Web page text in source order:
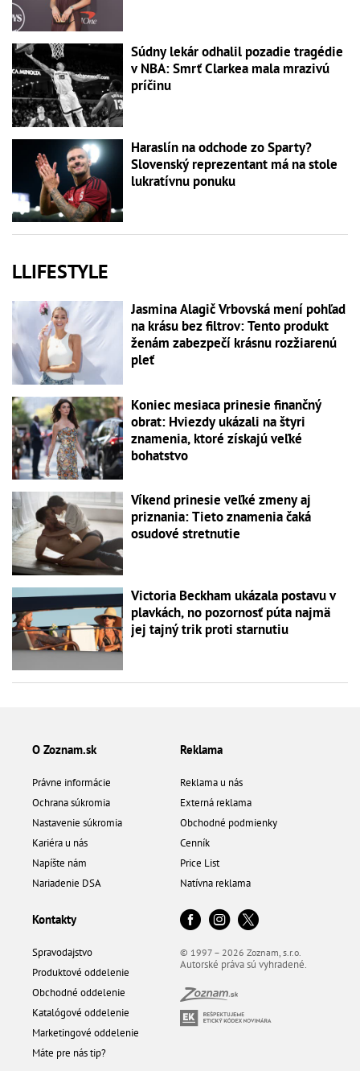
Súdny lekár odhalil pozadie tragédie
v NBA: Smrť Clarkea mala mrazivú
príčinu
Haraslín na odchode zo Sparty?
Slovenský reprezentant má na stole
lukratívnu ponuku
LLIFESTYLE
Jasmina Alagič Vrbovská mení pohľad
na krásu bez filtrov: Tento produkt
ženám zabezpečí krásnu rozžiarenú
pleť
Koniec mesiaca prinesie finančný
obrat: Hviezdy ukázali na štyri
znamenia, ktoré získajú veľké
bohatstvo
Víkend prinesie veľké zmeny aj
priznania: Tieto znamenia čaká
osudové stretnutie
Victoria Beckham ukázala postavu v
plavkách, no pozornosť púta najmä
jej tajný trik proti starnutiu
O Zoznam.sk
Právne informácie
Ochrana súkromia
Nastavenie súkromia
Kariéra u nás
Napíšte nám
Nariadenie DSA
Reklama
Reklama u nás
Externá reklama
Obchodné podmienky
Cenník
Price List
Natívna reklama
Kontakty
Spravodajstvo
Produktové oddelenie
Obchodné oddelenie
Katalógové oddelenie
Marketingové oddelenie
Máte pre nás tip?
© 1997 – 2026 Zoznam, s.r.o.
Autorské práva sú vyhradené.